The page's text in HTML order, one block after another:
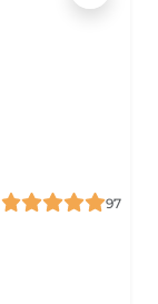
97